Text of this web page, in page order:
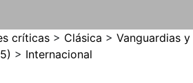
críticas > Clásica > Vanguardias y
> Internacional